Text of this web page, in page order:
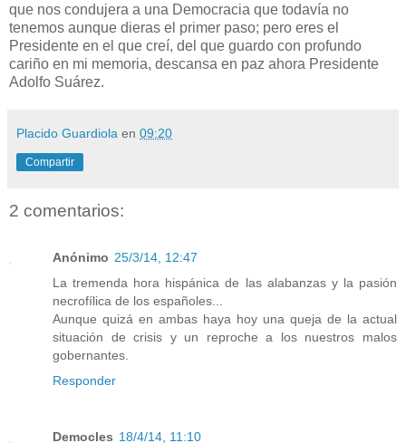
que nos condujera a una Democracia que todavía no
tenemos aunque dieras el primer paso; pero eres el
Presidente en el que creí, del que guardo con profundo
cariño en mi memoria, descansa en paz ahora Presidente
Adolfo Suárez.
Placido Guardiola en 09:20
Compartir
2 comentarios:
Anónimo 25/3/14, 12:47
La tremenda hora hispánica de las alabanzas y la pasión
necrofílica de los españoles...
Aunque quizá en ambas haya hoy una queja de la actual
situación de crisis y un reproche a los nuestros malos
gobernantes.
Responder
Democles 18/4/14, 11:10